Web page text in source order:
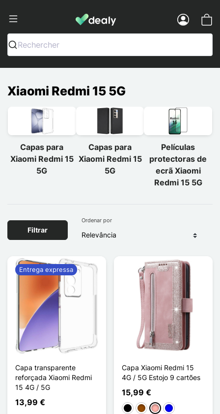
Dealy - Capas e acessórios para
Rechercher
Xiaomi Redmi 15 5G
Capas para
Xiaomi Redmi 15
5G
Capas para
Xiaomi Redmi 15
5G
Películas
protectoras de
ecrã Xiaomi
Redmi 15 5G
Filtrar
Ordenar por
Capa transparente
reforçada Xiaomi Redmi
15 4G / 5G
13,99 €
Entrega expressa
Capa Xiaomi Redmi 15
4G / 5G Estojo 9 cartões
15,99 €
PretoCastanho
Ouro rosa
Azul